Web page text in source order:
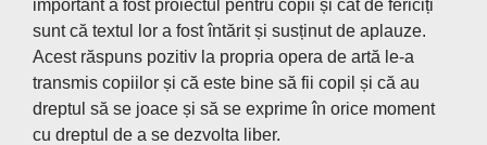
important a fost proiectul pentru copii și cât de fericiți
sunt că textul lor a fost întărit și susținut de aplauze.
Acest răspuns pozitiv la propria opera de artă le-a
transmis copiilor și că este bine să fii copil și că au
dreptul să se joace și să se exprime în orice moment
cu dreptul de a se dezvolta liber.